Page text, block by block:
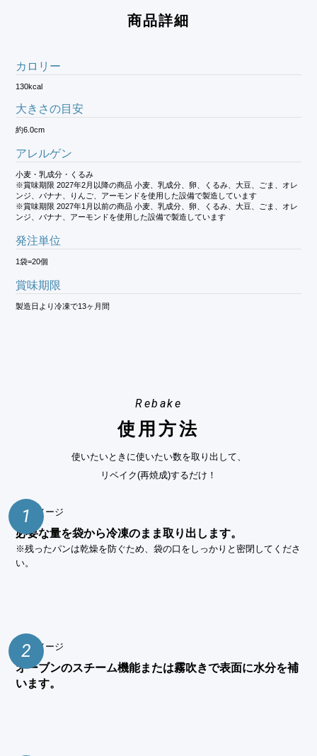
商品詳細
カロリー
130kcal
大きさの目安
約6.0cm
アレルゲン
小麦・乳成分・くるみ
※賞味期限 2027年2月以降の商品 小麦、乳成分、卵、くるみ、大豆、ごま、オレ
ンジ、バナナ、りんご、アーモンドを使用した設備で製造しています
※賞味期限 2027年1月以前の商品 小麦、乳成分、卵、くるみ、大豆、ごま、オレ
ンジ、バナナ、アーモンドを使用した設備で製造しています
発注単位
1袋=20個
賞味期限
製造日より冷凍で13ヶ月間
Rebake
使用方法
使いたいときに使いたい数を取り出して、
リベイク(再焼成)するだけ！
1
必要な量を袋から冷凍のまま取り出します。
※残ったパンは乾燥を防ぐため、袋の口をしっかりと密閉してくださ
い。
2
オーブンのスチーム機能または霧吹きで表面に水分を補
います。